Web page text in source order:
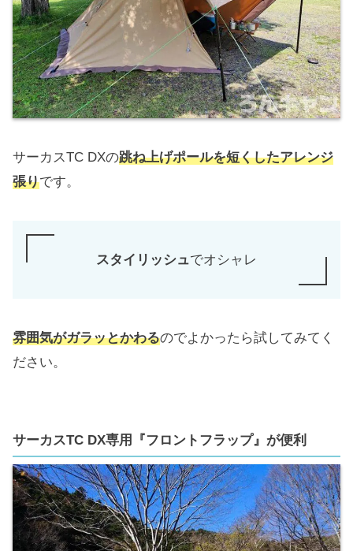
サーカスTC DXの跳ね上げポールを短くしたアレンジ
張りです。
スタイリッシュでオシャレ
雰囲気がガラッとかわるのでよかったら試してみてく
ださい。
サーカスTC DX専用『フロントフラップ』が便利